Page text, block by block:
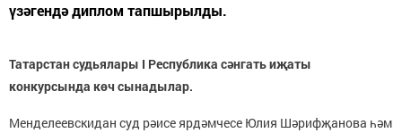
үзәгендә диплом тапшырылды.
Татарстан судьялары I Республика сәнгать иҗаты
конкурсында көч сынадылар.
Менделеевскидан суд рәисе ярдәмчесе Юлия Шәрифҗанова һәм